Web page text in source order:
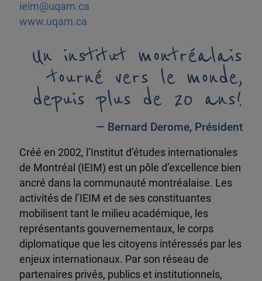
ieim@uqam.ca
www.uqam.ca
Un institut montréalais
tourné vers le monde,
depuis plus de 20 ans!
— Bernard Derome, Président
Créé en 2002, l’Institut d’études internationales
de Montréal (IEIM) est un pôle d’excellence bien
ancré dans la communauté montréalaise. Les
activités de l’IEIM et de ses constituantes
mobilisent tant le milieu académique, les
représentants gouvernementaux, le corps
diplomatique que les citoyens intéressés par les
enjeux internationaux. Par son réseau de
partenaires privés, publics et institutionnels,